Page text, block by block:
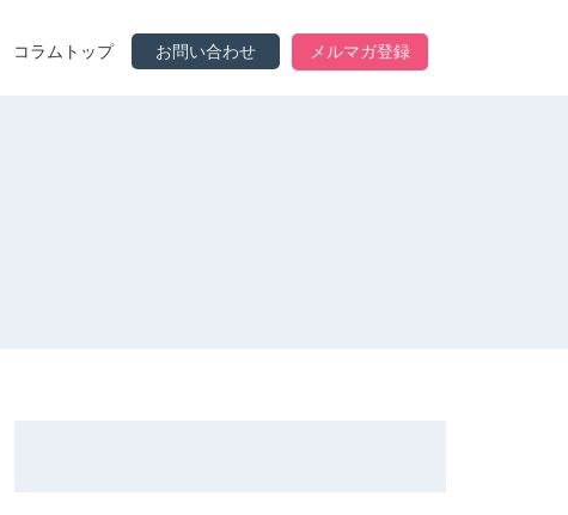
コラムトップ お問い合わせ メルマガ登録